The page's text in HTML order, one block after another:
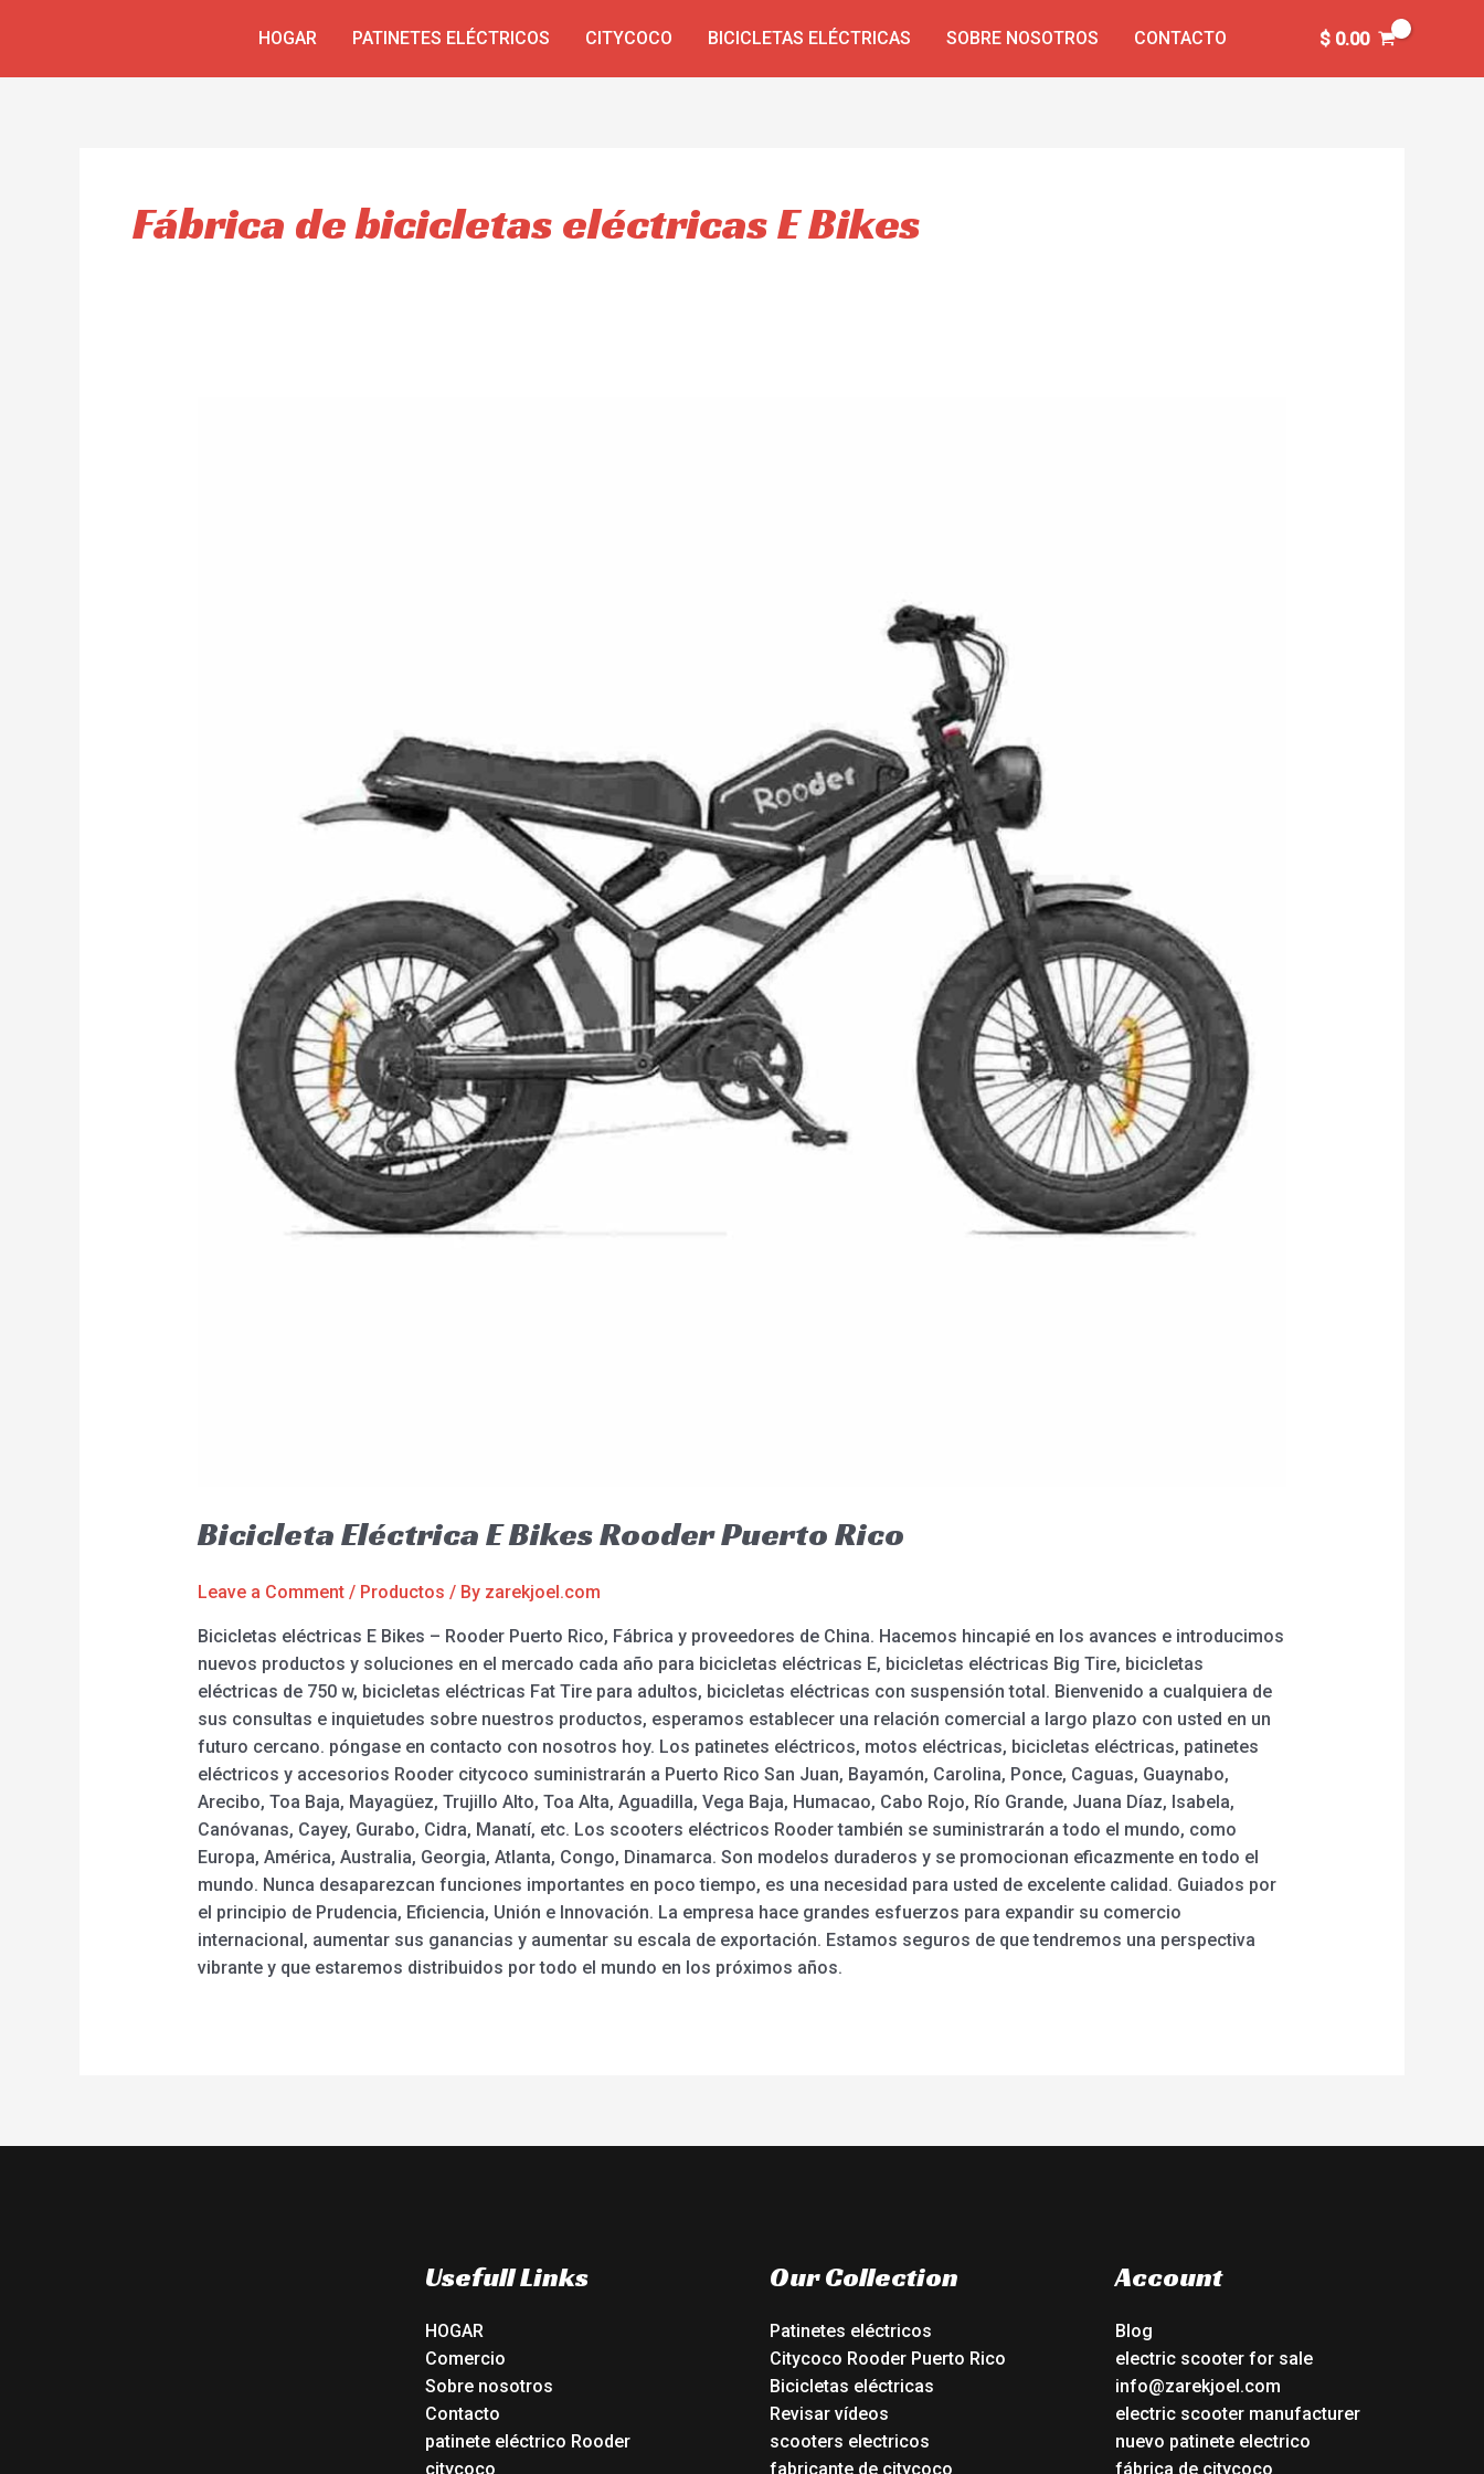
HOGAR PATINETES ELÉCTRICOS CITYCOCO BICICLETAS ELÉCTRICAS SOBRE NOSOTROS CONTACTO $0.00
Fábrica de bicicletas eléctricas E Bikes
Bicicleta Eléctrica E Bikes Rooder Puerto Rico
Leave a Comment / Productos / By zarekjoel.com
Bicicletas eléctricas E Bikes – Rooder Puerto Rico, Fábrica y proveedores de China. Hacemos hincapié en los avances e introducimos
nuevos productos y soluciones en el mercado cada año para bicicletas eléctricas E, bicicletas eléctricas Big Tire, bicicletas
eléctricas de 750 w, bicicletas eléctricas Fat Tire para adultos, bicicletas eléctricas con suspensión total. Bienvenido a cualquiera de
sus consultas e inquietudes sobre nuestros productos, esperamos establecer una relación comercial a largo plazo con usted en un
futuro cercano. póngase en contacto con nosotros hoy. Los patinetes eléctricos, motos eléctricas, bicicletas eléctricas, patinetes
eléctricos y accesorios Rooder citycoco suministrarán a Puerto Rico San Juan, Bayamón, Carolina, Ponce, Caguas, Guaynabo,
Arecibo, Toa Baja, Mayagüez, Trujillo Alto, Toa Alta, Aguadilla, Vega Baja, Humacao, Cabo Rojo, Río Grande, Juana Díaz, Isabela,
Canóvanas, Cayey, Gurabo, Cidra, Manatí, etc. Los scooters eléctricos Rooder también se suministrarán a todo el mundo, como
Europa, América, Australia, Georgia, Atlanta, Congo, Dinamarca. Son modelos duraderos y se promocionan eficazmente en todo el
mundo. Nunca desaparezcan funciones importantes en poco tiempo, es una necesidad para usted de excelente calidad. Guiados por
el principio de Prudencia, Eficiencia, Unión e Innovación. La empresa hace grandes esfuerzos para expandir su comercio
internacional, aumentar sus ganancias y aumentar su escala de exportación. Estamos seguros de que tendremos una perspectiva
vibrante y que estaremos distribuidos por todo el mundo en los próximos años.
Usefull Links
HOGAR
Comercio
Sobre nosotros
Contacto
patinete eléctrico Rooder
citycoco
Our Collection
Patinetes eléctricos
Citycoco Rooder Puerto Rico
Bicicletas eléctricas
Revisar vídeos
scooters electricos
fabricante de citycoco
Account
Blog
electric scooter for sale
info@zarekjoel.com
electric scooter manufacturer
nuevo patinete electrico
fábrica de citycoco